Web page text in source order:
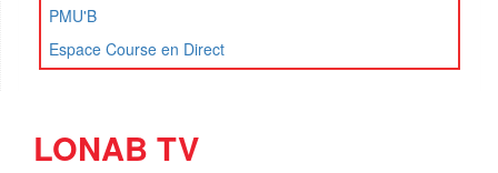
PMU'B
Espace Course en Direct
LONAB TV